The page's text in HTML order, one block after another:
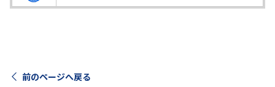
前のページへ戻る